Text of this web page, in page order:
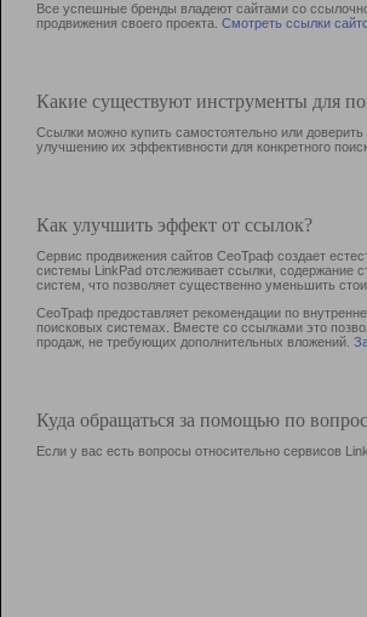
Все успешные бренды владеют сайтами со
продвижения своего проекта. Смотреть ссылки
Какие существуют инструменты для
Ссылки можно купить самостоятельно или
улучшению их эффективности для конкретного
Как улучшить эффект от ссылок?
Сервис продвижения сайтов СеоТраф создает
системы LinkPad отслеживает ссылки, содержание
систем, что позволяет существенно уменьшить
СеоТраф предоставляет рекомендации по
поисковых системах. Вместе со ссылками это
продаж, не требующих дополнительных вложений.
Куда обращаться за помощью по
Если у вас есть вопросы относительно сервисов